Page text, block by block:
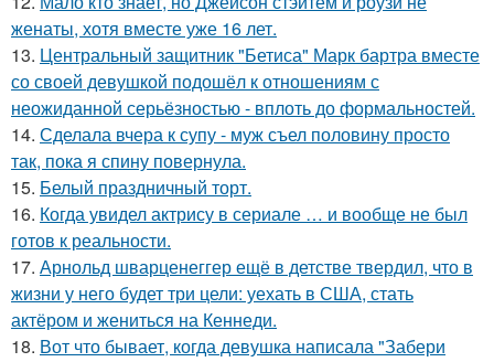
женаты, хотя вместе уже 16 лет.
13. Центральный защитник "Бетиса" Марк бартра вместе
со своей девушкой подошёл к отношениям с
неожиданной серьёзностью - вплоть до формальностей.
14. Сделала вчера к супу - муж съел половину просто
так, пока я спину повернула.
15. Белый праздничный торт.
16. Когда увидел актрису в сериале … и вообще не был
готов к реальности.
17. Арнольд шварценеггер ещё в детстве твердил, что в
жизни у него будет три цели: уехать в США, стать
актёром и жениться на Кеннеди.
18. Вот что бывает, когда девушка написала "Забери